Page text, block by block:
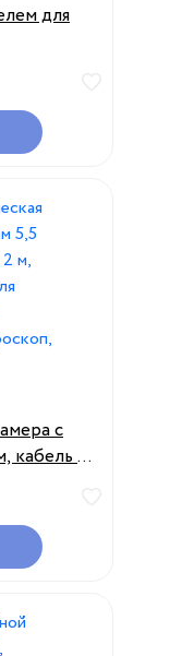
для
с
кабель 1
мини-